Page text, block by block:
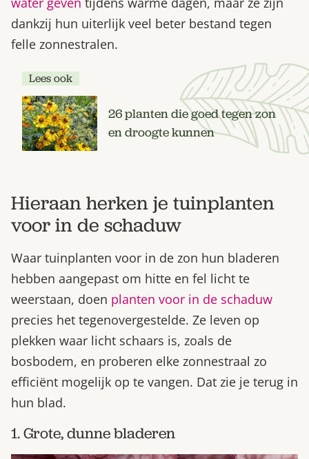
dankzij hun uiterlijk veel beter bestand tegen
felle zonnestralen.
Lees ook
26 planten die goed tegen zon
en droogte kunnen
Hieraan herken je tuinplanten
voor in de schaduw
Waar tuinplanten voor in de zon hun bladeren
hebben aangepast om hitte en fel licht te
weerstaan, doen planten voor in de schaduw
precies het tegenovergestelde. Ze leven op
plekken waar licht schaars is, zoals de
bosbodem, en proberen elke zonnestraal zo
efficiënt mogelijk op te vangen. Dat zie je terug in
hun blad.
1. Grote, dunne bladeren